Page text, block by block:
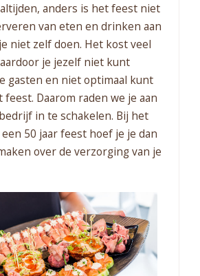
anders is het feest niet
van eten en drinken aan
niet zelf doen. Het kost veel
je jezelf niet kunt
gasten en niet optimaal kunt
Daarom raden we je aan
in te schakelen. Bij het
50 jaar feest hoef je je dan
over de verzorging van je